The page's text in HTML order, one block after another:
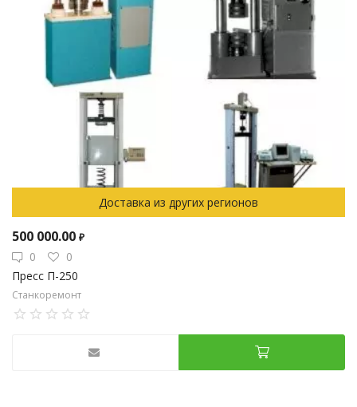
Доставка из других регионов
500 000.00 ₽
0
0
Пресс П-250
Станкоремонт